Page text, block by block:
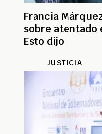
Francia
sobre atentado
Esto dijo
JUSTICIA